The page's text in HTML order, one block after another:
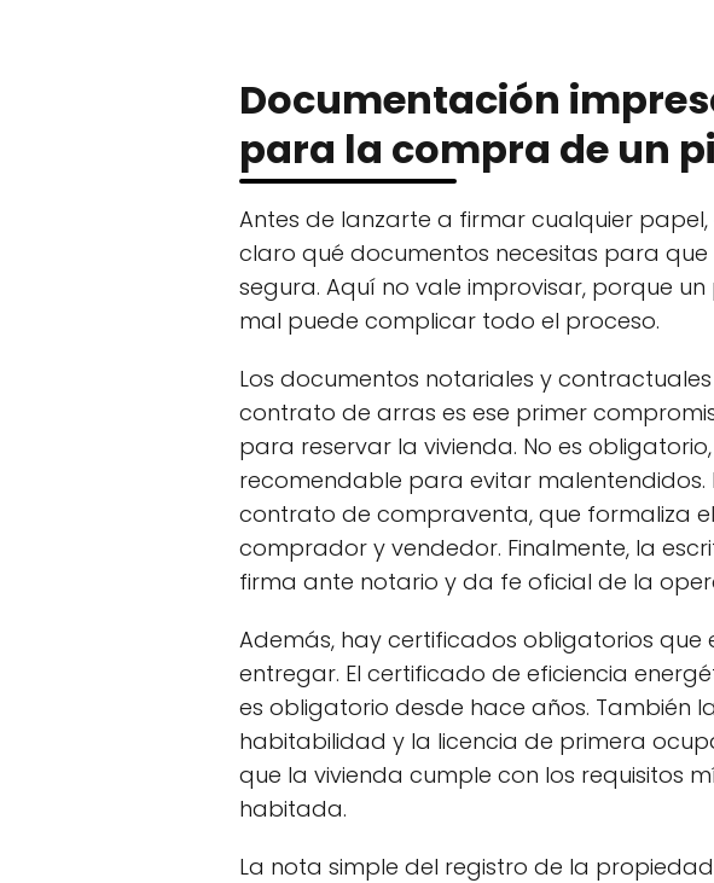
Documentación
para la compra de un
Antes de lanzarte a firmar cualquier
claro qué documentos necesitas para
segura. Aquí no vale improvisar, porque
mal puede complicar todo el proceso.
Los documentos notariales y contractuales
contrato de arras es ese primer
para reservar la vivienda. No es
recomendable para evitar malentendidos.
contrato de compraventa, que formaliza
comprador y vendedor. Finalmente, la
firma ante notario y da fe oficial de la
Además, hay certificados obligatorios que
entregar. El certificado de eficiencia
es obligatorio desde hace años. También
habitabilidad y la licencia de primera
que la vivienda cumple con los requisitos
habitada.
La nota simple del registro de la